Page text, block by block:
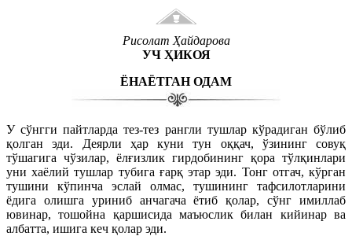
Рисолат Ҳайдарова
УЧ ҲИКОЯ
ЁНАЁТГАН ОДАМ
У сўнгги пайтларда тез-тез рангли тушлар кўрадиган бўлиб
қолган эди. Деярли ҳар куни тун оққач, ўзининг совуқ
тўшагига чўзилар, ёлғизлик гирдобининг қора тўлқинлари
уни хаёлий тушлар тубига ғарқ этар эди. Тонг отгач, кўрган
тушини кўпинча эслай олмас, тушининг тафсилотларини
ёдига олишга уриниб анчагача ётиб қолар, сўнг имиллаб
ювинар, тошойна қаршисида маъюслик билан кийинар ва
албатта, ишига кеч қолар эди.